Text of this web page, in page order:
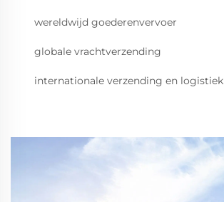
wereldwijd goederenvervoer
globale vrachtverzending
internationale verzending en logistiek